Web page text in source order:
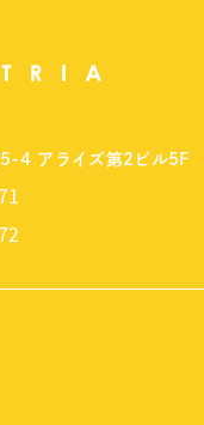
4 アライズ第2ビル5F